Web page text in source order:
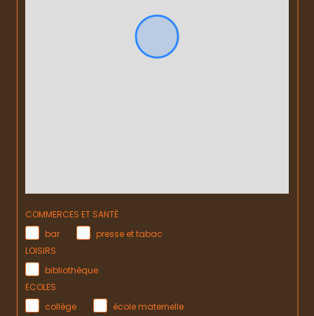
COMMERCES ET SANTÉ
bar
presse et tabac
LOISIRS
bibliothèque
ECOLES
collège
école maternelle